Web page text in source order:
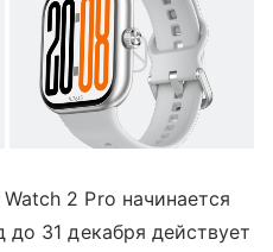
2 Pro начинается
31 декабря действует